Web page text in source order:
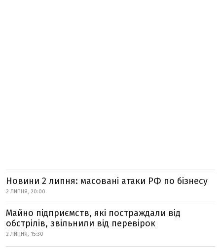
Новини 2 липня: масовані атаки РФ по бізнесу
2 ЛИПНЯ, 20:00
Майно підприємств, які постраждали від
обстрілів, звільнили від перевірок
2 ЛИПНЯ, 15:30